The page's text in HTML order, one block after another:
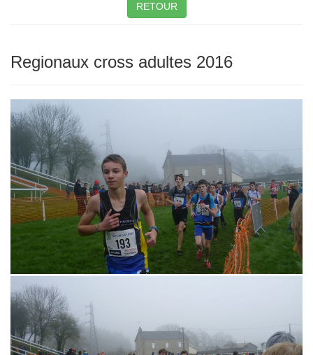
RETOUR
Regionaux cross adultes 2016